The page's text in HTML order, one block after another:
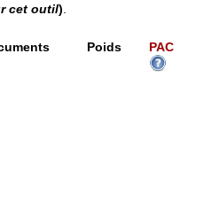
cet outil)
Poids PAC